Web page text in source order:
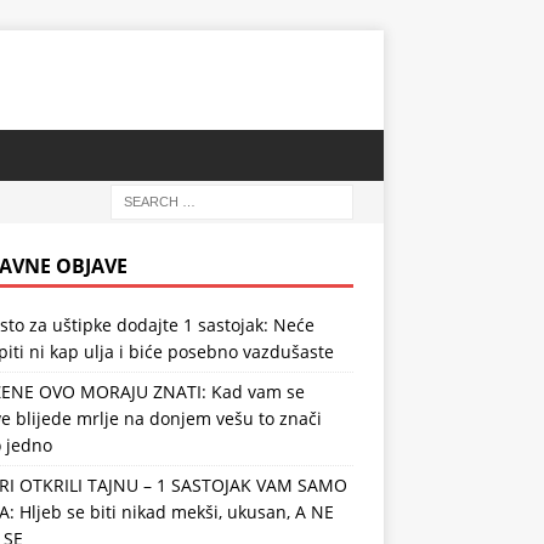
OBJAVE
za uštipke dodajte 1 sastojak: Neće
ni kap ulja i biće posebno vazdušaste
OVO MORAJU ZNATI: Kad vam se
blijede mrlje na donjem vešu to znači
jedno
OTKRILI TAJNU – 1 SASTOJAK VAM SAMO
Hljeb se biti nikad mekši, ukusan, A NE